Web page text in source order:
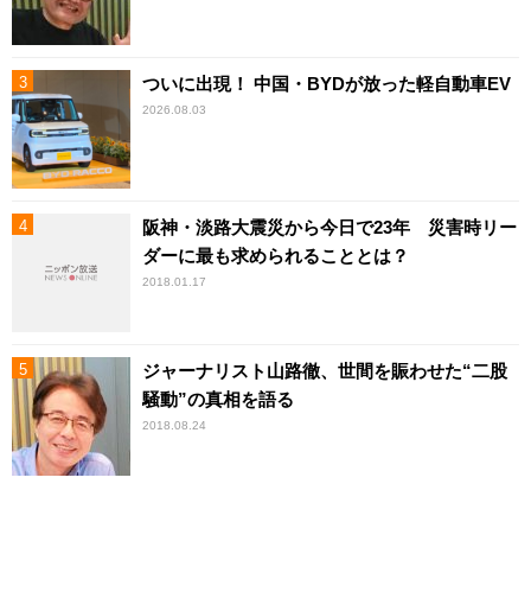
ついに出現！ 中国・BYDが放った軽自動車EV
2026.08.03
阪神・淡路大震災から今日で23年 災害時リー
ダーに最も求められることとは？
2018.01.17
ジャーナリスト山路徹、世間を賑わせた“二股
騒動”の真相を語る
2018.08.24